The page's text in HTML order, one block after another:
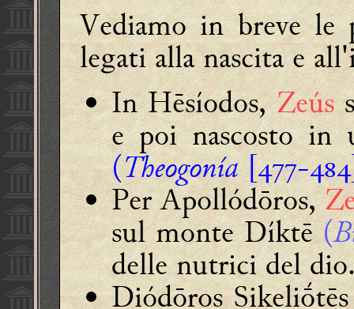
Vediamo in breve le
legati alla nascita e
InHēsíodos,Zeús
e poi nascosto
(Theogonía[-
PerApollódōros,
sul monte Díktē(
delle nutrici del
Diódōros